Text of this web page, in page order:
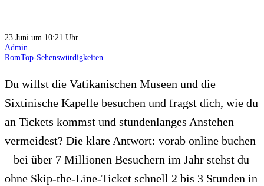
23 Juni um 10:21 Uhr
Admin
RomTop-Sehenswürdigkeiten
Du willst die Vatikanischen Museen und die
Sixtinische Kapelle besuchen und fragst dich, wie du
an Tickets kommst und stundenlanges Anstehen
vermeidest? Die klare Antwort: vorab online buchen
– bei über 7 Millionen Besuchern im Jahr stehst du
ohne Skip-the-Line-Ticket schnell 2 bis 3 Stunden in